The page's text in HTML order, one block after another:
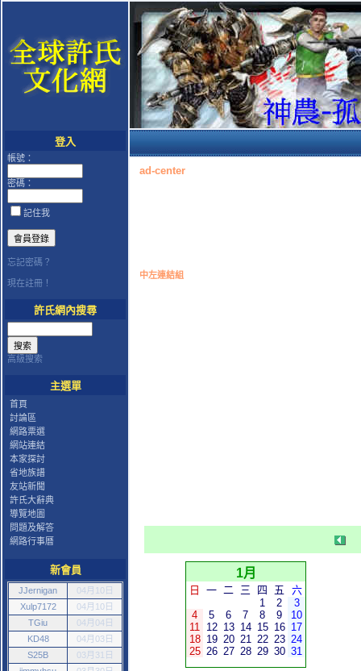
登入
帳號：
密碼：
記住我
忘記密碼？
現在註冊！
許氏網內搜尋
高級搜索
主選單
首頁
討論區
網路票選
網站連結
本家探討
省地族譜
友站新聞
許氏大辭典
導覽地圖
問題及解答
網路行事曆
新會員
JJernigan
04月10日
Xulp7172
04月10日
TGiu
04月04日
KD48
04月03日
S25B
03月31日
ad-center
中左連結組
1月
日 一 二 三 四 五
六
1
2
3
4
5 6 7 8 9
10
11 12 13 14 15 16 17
18 19 20 21 22 23 24
25 26 27 28 29 30 31